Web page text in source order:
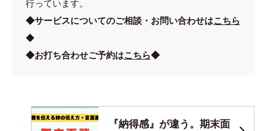
行っています。
◆サービスについてのご相談・お問い合わせはこちら
◆
◆お打ち合わせご予約はこちら◆
『納得感』が違う。期末面